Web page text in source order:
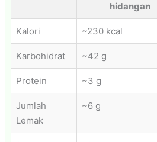
hidangan
Kalori ~230 kcal
Karbohidrat ~42 g
Protein ~3 g
Jumlah
Lemak
~6 g